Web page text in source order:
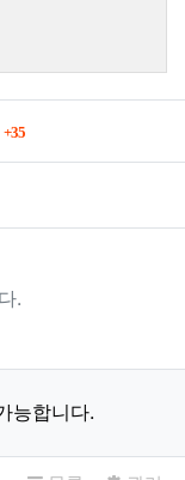
35회 연결
.
능합니다.